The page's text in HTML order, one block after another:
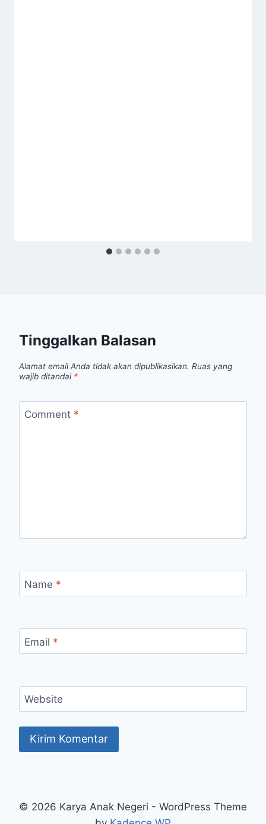
Tinggalkan Balasan
Alamat email Anda tidak akan dipublikasikan. Ruas yang
wajib ditandai *
Comment *
Name *
Email *
Website
© 2026 Karya Anak Negeri - WordPress Theme